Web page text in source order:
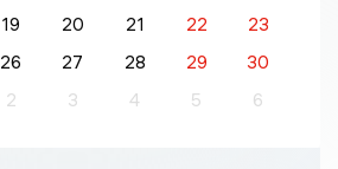
19 20 21 22
23
26 27 28 29
30
2 3 4 5 6